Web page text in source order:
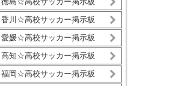
香川☆高校サッカー掲示板
愛媛☆高校サッカー掲示板
高知☆高校サッカー掲示板
福岡☆高校サッカー掲示板